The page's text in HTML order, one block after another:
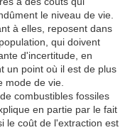
le niveau de vie.
à elles, reposent dans
qui doivent
d'incertitude, en
un point où il est de plus
mode de vie.
combustibles fossiles
en partie par le fait
le coût de l'extraction est